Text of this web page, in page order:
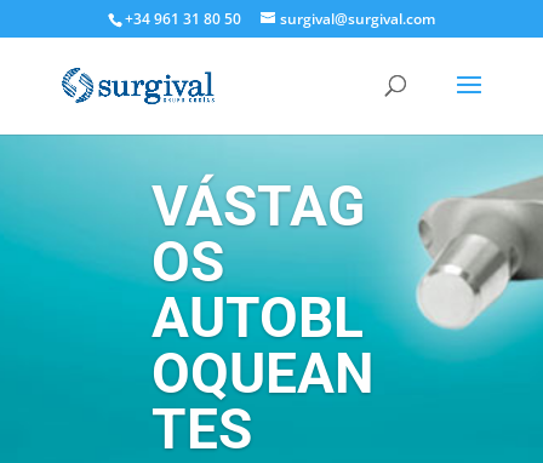
+34 961 31 80 50 surgival@surgival.com
VÁSTAG
OS
AUTOBL
OQUEAN
TES